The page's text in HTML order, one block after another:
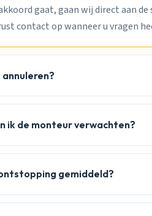
gaat, gaan wij direct aan
contact op wanneer u vragen
ik de monteur verwachten?
gemiddeld?